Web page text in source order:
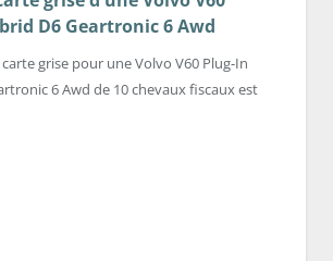
D6 Geartronic 6 Awd
grise pour une Volvo V60 Plug-In
6 Awd de 10 chevaux fiscaux est